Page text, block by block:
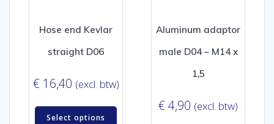
Hose end Kevlar
straight D06
€ 16,40 (excl. btw)
Select options
Aluminum adaptor
male D04 – M14 x
1,5
€ 4,90 (excl. btw)